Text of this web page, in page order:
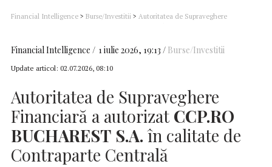
Financial Intelligence > Burse/Investitii > Autoritatea de Supraveghere
Financial Intelligence 1 iulie 2026, 19:13 Burse/Investitii
Update articol: 02.07.2026, 08:10
Autoritatea de Supraveghere
Financiară a autorizatCCP.RO
BUCHAREST S.A.în calitate de
Contraparte Centrală